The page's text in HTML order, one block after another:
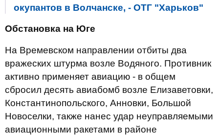
окупантов в Волчанске, - ОТГ "Харьков"
Обстановка на Юге
На Времевском направлении отбиты два
вражеских штурма возле Водяного. Противник
активно применяет авиацию - в общем
сбросил десять авиабомб возле Елизаветовки,
Константинопольского, Анновки, Большой
Новоселки, также нанес удар неуправляемыми
авиационными ракетами в районе